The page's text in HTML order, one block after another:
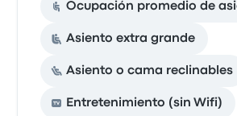
Ocupación promedio de
Asiento extra grande
Asiento o cama reclinables
Entretenimiento (sin Wifi)